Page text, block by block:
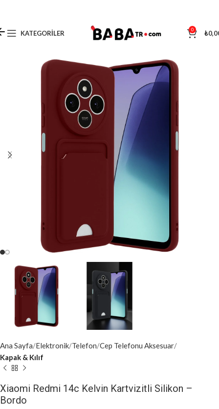
KATEGORILER 0 ₺
Ana Sayfa Elektronik Telefon Cep Telefonu Aksesuar
Kapak & Kılıf
Xiaomi Redmi 14c Kelvin Kartvizitli Silikon –
Bordo